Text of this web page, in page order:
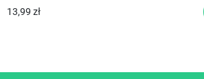
13,99 zł